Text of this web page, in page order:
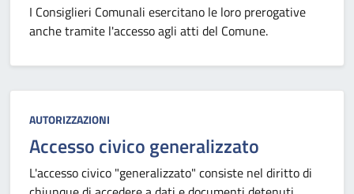
I Consiglieri Comunali esercitano le loro prerogative
anche tramite l'accesso agli atti del Comune.
Categoria:
AUTORIZZAZIONI
Accesso civico generalizzato
L'accesso civico "generalizzato" consiste nel diritto di